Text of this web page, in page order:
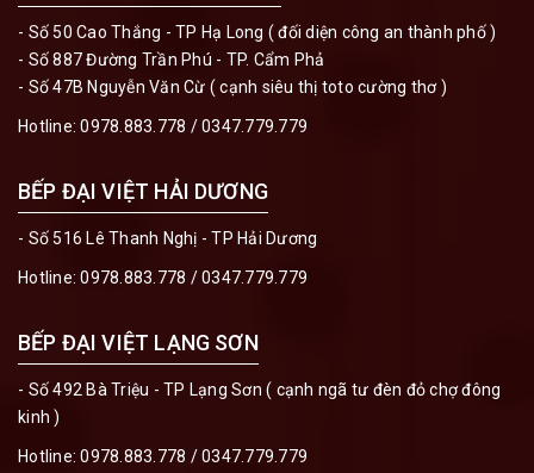
- Số 50 Cao Thắng - TP Hạ Long ( đối diện công an thành phố )
- Số 887 Đường Trần Phú - TP. Cẩm Phả
- Số 47B Nguyễn Văn Cừ ( cạnh siêu thị toto cường thơ )
Hotline:0978.883.778 /0347.779.779
BẾP ĐẠI VIỆT HẢI DƯƠNG
- Số 516 Lê Thanh Nghị - TP Hải Dương
Hotline:0978.883.778 /0347.779.779
BẾP ĐẠI VIỆT LẠNG SƠN
- Số 492 Bà Triệu - TP Lạng Sơn ( cạnh ngã tư đèn đỏ chợ đông
kinh )
Hotline:0978.883.778 /0347.779.779